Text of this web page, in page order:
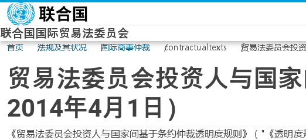
Skip to main content
联合国国际贸易法委员会
首页 法规及其状况 国际商事仲裁 contractualtexts 贸易法委员会投
贸易法委员会投资人与国
2014年4月1日）
《贸易法委员会投资人与国家间基于条约仲裁透明度规则》（"《透明